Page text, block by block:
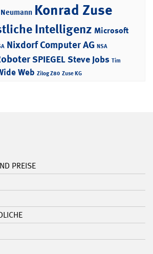
Konrad Zuse
Intelligenz Microsoft
Nixdorf Computer AG NSA
SPIEGELSteve Jobs Tim
Web Zilog Z80 Zuse KG
PREISE